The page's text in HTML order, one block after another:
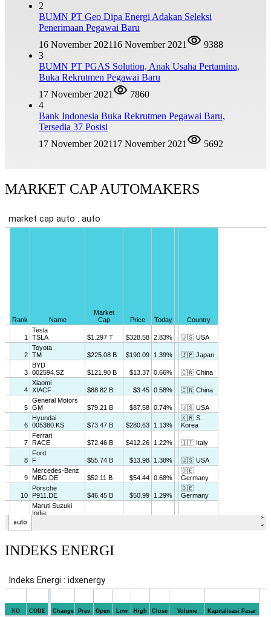
2
BUMN PT Geo Dipa Energi Adakan Seleksi
Penerimaan Pegawai Baru
16 November 202116 November 2021
9388
3
BUMN PT PGAS Solution, Anak Usaha Pertamina,
Buka Rekrutmen Pegawai Baru
17 November 2021
7860
4
Bank Indonesia Buka Rekrutmen Pegawai Baru,
Tersedia 37 Posisi
17 November 202117 November 2021 5692
MARKET CAP AUTOMAKERS
INDEKS ENERGI